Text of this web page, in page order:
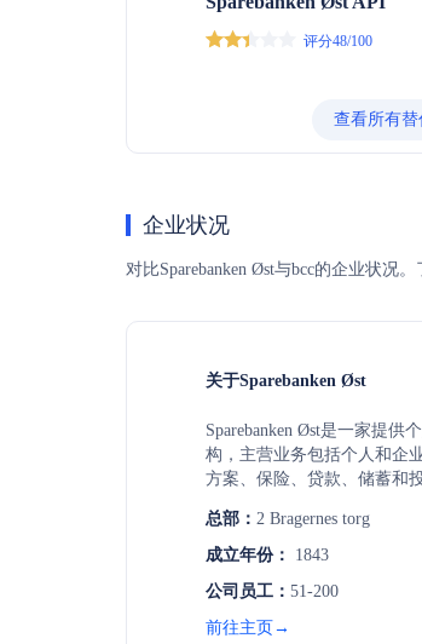
评分48/100
查看所有替
企业状况
对比Sparebanken Øst与bcc的企业状况
关于Sparebanken Øst
Sparebanken Øst是一家提供
构，主营业务包括个人和企
方案、保险、贷款、储蓄和
服务。
总部： 2 Bragernes torg
成立年份：
1843
公司员工： 51-200
前往主页→